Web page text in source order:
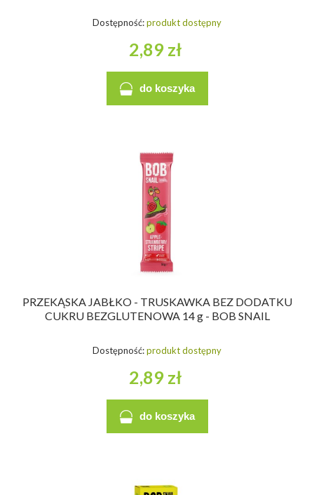
Dostępność:produkt dostępny
2,89 zł
do koszyka
PRZEKĄSKA JABŁKO - TRUSKAWKA BEZ DODATKU
CUKRU BEZGLUTENOWA 14 g - BOB SNAIL
Dostępność:produkt dostępny
2,89 zł
do koszyka